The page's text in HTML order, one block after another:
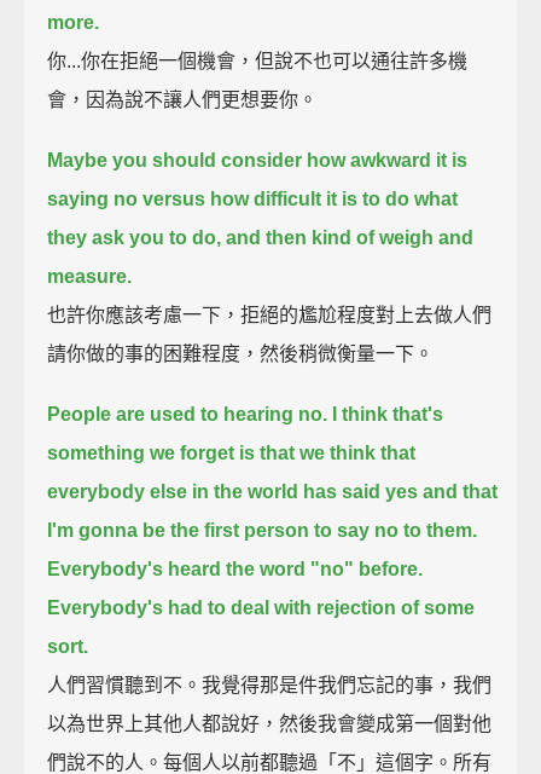
more.
你...你在拒絕一個機會，但說不也可以通往許多機
會，因為說不讓人們更想要你。
Maybe you should consider how awkward it is
saying no versus how difficult it is to do what
they ask you to do, and then kind of weigh and
measure.
也許你應該考慮一下，拒絕的尷尬程度對上去做人們
請你做的事的困難程度，然後稍微衡量一下。
People are used to hearing no.
I think that's
something we forget is that we think that
everybody else in the world has said yes and that
I'm gonna be the first person to say no to them.
Everybody's heard the word "no" before.
Everybody's had to deal with rejection of some
sort.
人們習慣聽到不。我覺得那是件我們忘記的事，我們
以為世界上其他人都說好，然後我會變成第一個對他
們說不的人。每個人以前都聽過「不」這個字。所有